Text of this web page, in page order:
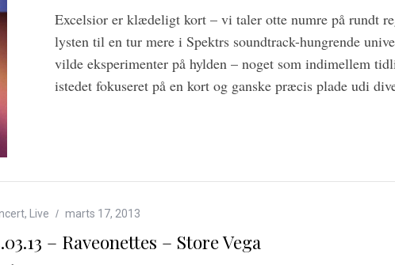
Excelsior er klædeligt kort – vi taler otte numre på rundt
lysten til en tur mere i Spektrs soundtrack-hungrende
vilde eksperimenter på hylden – noget som indimellem
istedet fokuseret på en kort og ganske præcis plade udi
, Live marts 17, 2013
– Raveonettes – Store Vega